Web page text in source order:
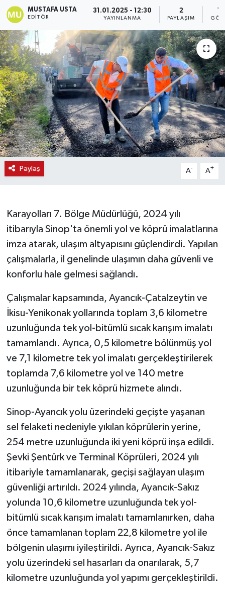
MUSTAFA USTA
EDITÖR
31.01.2025 - 12:30
YAYINLANMA
2
PAYLAŞIM
Paylaş A- A+
Karayolları 7. Bölge Müdürlüğü, 2024 yılı
itibarıyla Sinop'ta önemli yol ve köprü imalatlarına
imza atarak, ulaşım altyapısını güçlendirdi. Yapılan
çalışmalarla, il genelinde ulaşımın daha güvenli ve
konforlu hale gelmesi sağlandı.
Çalışmalar kapsamında, Ayancık-Çatalzeytin ve
İkisu-Yenikonak yollarında toplam 3,6 kilometre
uzunluğunda tek yol-bitümlü sıcak karışım imalatı
tamamlandı. Ayrıca, 0,5 kilometre bölünmüş yol
ve 7,1 kilometre tek yol imalatı gerçekleştirilerek
toplamda 7,6 kilometre yol ve 140 metre
uzunluğunda bir tek köprü hizmete alındı.
Sinop-Ayancık yolu üzerindeki geçişte yaşanan
sel felaketi nedeniyle yıkılan köprülerin yerine,
254 metre uzunluğunda iki yeni köprü inşa edildi.
Şevki Şentürk ve Terminal Köprüleri, 2024 yılı
itibariyle tamamlanarak, geçişi sağlayan ulaşım
güvenliği artırıldı. 2024 yılında, Ayancık-Sakız
yolunda 10,6 kilometre uzunluğunda tek yol-
bitümlü sıcak karışım imalatı tamamlanırken, daha
önce tamamlanan toplam 22,8 kilometre yol ile
bölgenin ulaşımı iyileştirildi. Ayrıca, Ayancık-Sakız
yolu üzerindeki sel hasarları da onarılarak, 5,7
kilometre uzunluğunda yol yapımı gerçekleştirildi.